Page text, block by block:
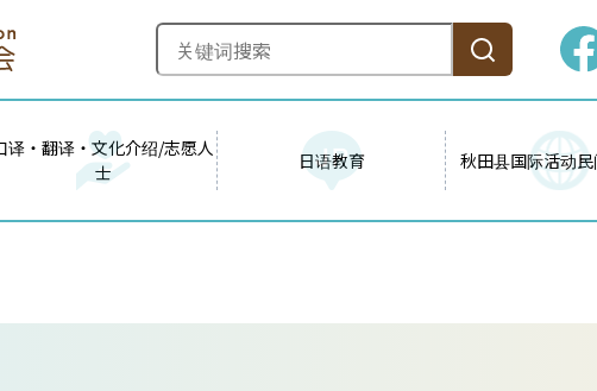
译・翻译・文化介绍/志愿人
士
日语教育 秋田县国际活动